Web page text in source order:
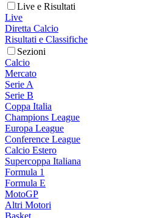
Live e Risultati
Live
Diretta Calcio
Risultati e Classifiche
Sezioni
Calcio
Mercato
Serie A
Serie B
Coppa Italia
Champions League
Europa League
Conference League
Calcio Estero
Supercoppa Italiana
Formula 1
Formula E
MotoGP
Altri Motori
Basket